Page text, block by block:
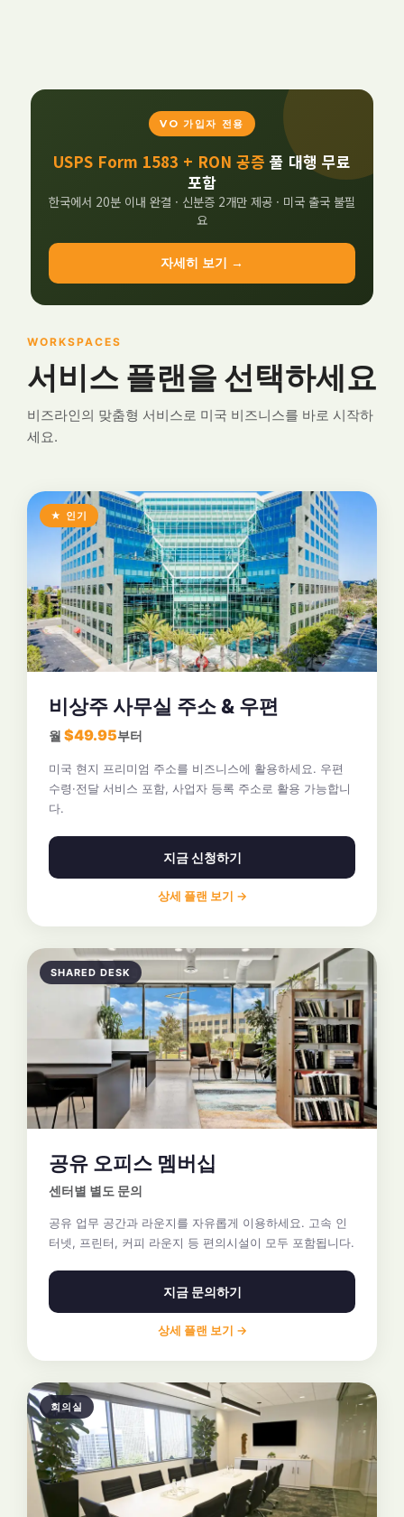
VO 가입자 전용
USPS Form 1583 + RON 공증 풀 대행 무료
포함
한국에서 20분 이내 완결 · 신분증 2개만 제공 · 미국 출국 불필
요
자세히 보기 →
WORKSPACES
서비스 플랜을 선택하세요
비즈라인의 맞춤형 서비스로 미국 비즈니스를 바로 시작하
세요.
★ 인기
비상주 사무실 주소 & 우편
월 $49.95부터
미국 현지 프리미엄 주소를 비즈니스에 활용하세요. 우편
수령·전달 서비스 포함, 사업자 등록 주소로 활용 가능합니
다.
지금 신청하기
상세 플랜 보기 →
SHARED DESK
공유 오피스 멤버십
센터별 별도 문의
공유 업무 공간과 라운지를 자유롭게 이용하세요. 고속 인
터넷, 프린터, 커피 라운지 등 편의시설이 모두 포함됩니다.
지금 문의하기
상세 플랜 보기 →
회의실